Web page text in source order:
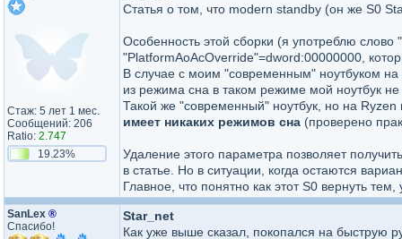
Стаж: 5 лет 1 мес.
Сообщений: 206
Ratio: 2.747
19.23%
Статья о том, что modern standby (он же S0
Особенность этой сборки (я употреблю
"PlatformAoAcOverride"=dword:00000000,
В случае с моим "современным" ноутбуком на
из режима сна в таком режиме мой ноутбук
Такой же "современный" ноутбук, но на
имеет никаких режимов сна (проверено
Удаление этого параметра позволяет
в статье. Но в ситуации, когда остаются
Главное, что понятно как этот S0 вернуть
SanLex ®
Спасибо!
Star_net
Как уже выше сказал, покопался на быструю